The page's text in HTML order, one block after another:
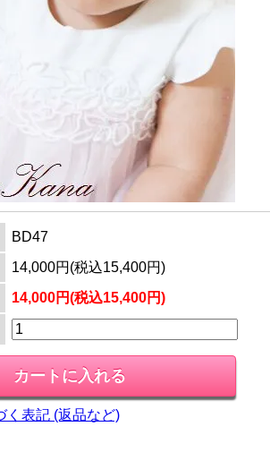
BD47
14,000円(税込15,400円)
14,000円(税込15,400円)
く表記 (返品など)